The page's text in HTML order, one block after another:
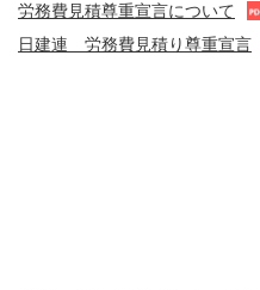
労務費見積尊重宣言について
日建連 労務費見積り尊重宣言